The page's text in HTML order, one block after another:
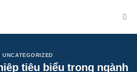
UNCATEGORIZED
tiêu biểu trong ngành